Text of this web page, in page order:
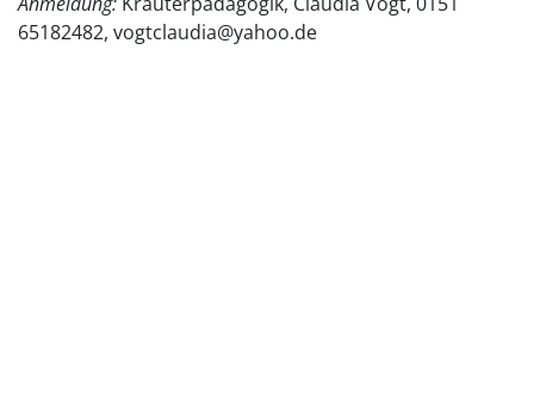
65182482, vogtclaudia@yahoo.de